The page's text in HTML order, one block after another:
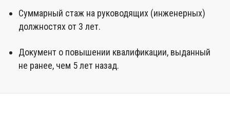
Суммарный стаж на руководящих (инженерных)
должностях от 3 лет.
Документ о повышении квалификации, выданный
не ранее, чем 5 лет назад.